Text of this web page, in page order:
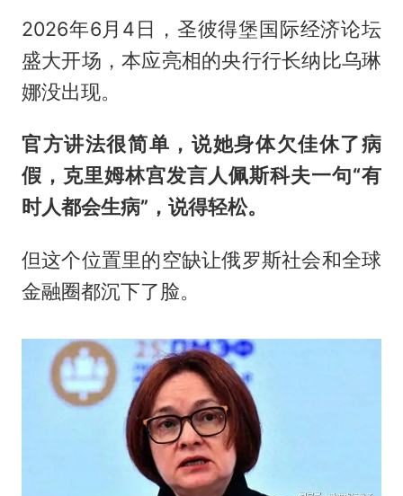
2026年6月4日，圣彼得堡国际经济论坛
盛大开场，本应亮相的央行行长纳比乌琳
娜没出现。
官方讲法很简单，说她身体欠佳休了病
假，克里姆林宫发言人佩斯科夫一句“有
时人都会生病”，说得轻松。
但这个位置里的空缺让俄罗斯社会和全球
金融圈都沉下了脸。